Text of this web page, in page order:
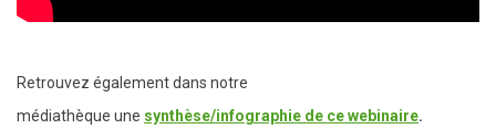
Retrouvez également dans notre
médiathèque une synthèse/infographie de ce webinaire.